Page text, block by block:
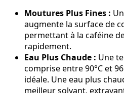
Moutures Plus Fines :
augmente la surface de
permettant à la caféine
rapidement.
Eau Plus Chaude : Une
comprise entre 90°C et
idéale. Une eau plus
meilleur solvant,